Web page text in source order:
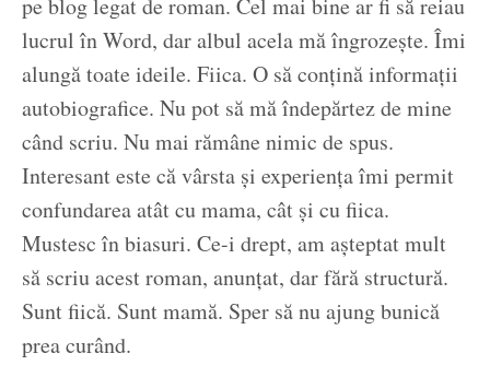
lucrul în Word, dar albul acela mă îngrozește. Îmi
alungă toate ideile. Fiica. O să conțină informații
autobiografice. Nu pot să mă îndepărtez de mine
când scriu. Nu mai rămâne nimic de spus.
Interesant este că vârsta și experiența îmi permit
confundarea atât cu mama, cât și cu fiica.
Mustesc în biasuri. Ce-i drept, am așteptat mult
să scriu acest roman, anunțat, dar fără structură.
Sunt fiică. Sunt mamă. Sper să nu ajung bunică
prea curând.